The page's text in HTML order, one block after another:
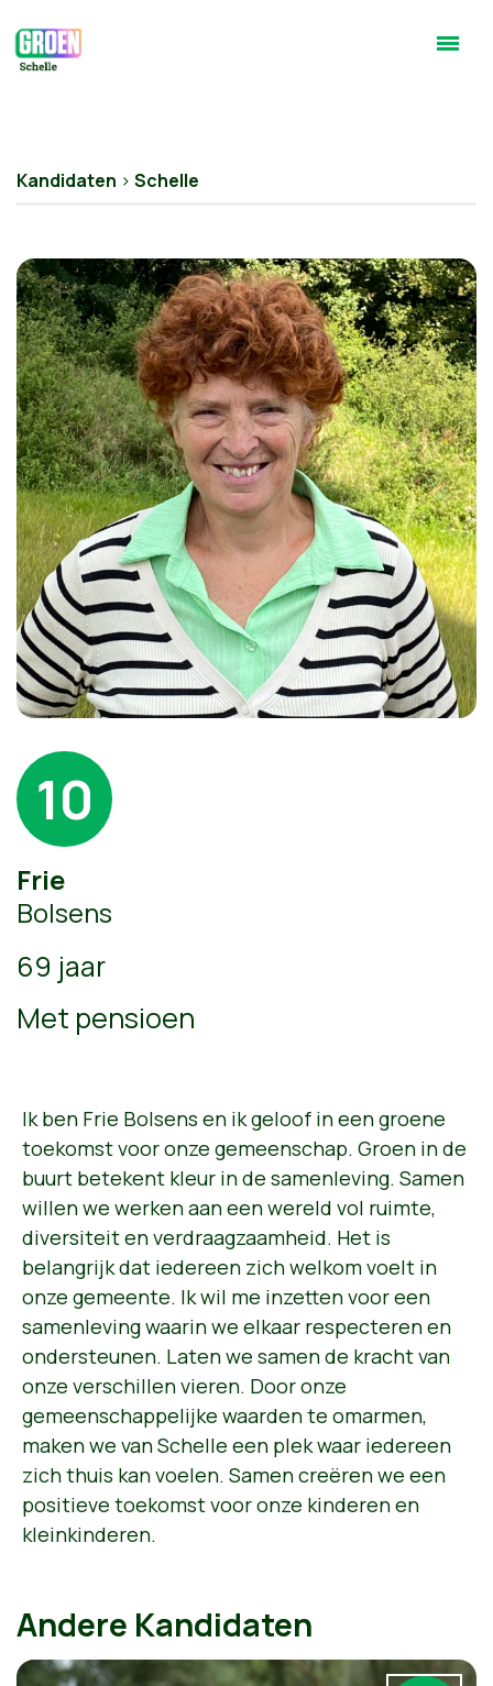
Kandidaten > Schelle
10
Frie
Bolsens
69 jaar
Met pensioen
Ik ben Frie Bolsens en ik geloof in een groene
toekomst voor onze gemeenschap. Groen in de
buurt betekent kleur in de samenleving. Samen
willen we werken aan een wereld vol ruimte,
diversiteit en verdraagzaamheid. Het is
belangrijk dat iedereen zich welkom voelt in
onze gemeente. Ik wil me inzetten voor een
samenleving waarin we elkaar respecteren en
ondersteunen. Laten we samen de kracht van
onze verschillen vieren. Door onze
gemeenschappelijke waarden te omarmen,
maken we van Schelle een plek waar iedereen
zich thuis kan voelen. Samen creëren we een
positieve toekomst voor onze kinderen en
kleinkinderen.
Andere Kandidaten